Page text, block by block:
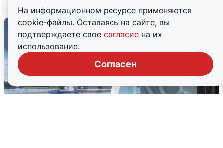
На информационном ресурсе применяются
cookie-файлы. Оставаясь на сайте, вы
подтверждаете свое согласие на их
использование.
Согласен